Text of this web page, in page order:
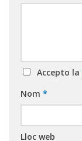
Accepto la
Nom *
Lloc web